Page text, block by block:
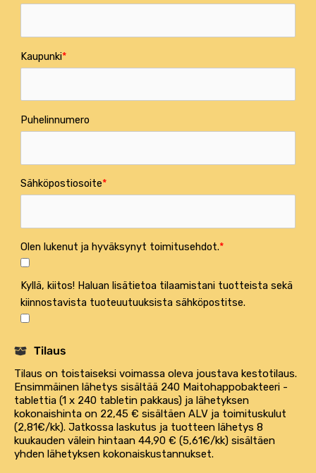
Kaupunki
Puhelinnumero
Sähköpostiosoite
Olen lukenut ja hyväksynyt toimitusehdot.
Kyllä, kiitos! Haluan lisätietoa tilaamistani tuotteista sekä
kiinnostavista tuoteuutuuksista sähköpostitse.
Tilaus
Tilaus on toistaiseksi voimassa oleva joustava kestotilaus.
Ensimmäinen lähetys sisältää 240 Maitohappobakteeri -
tablettia (1 x 240 tabletin pakkaus) ja lähetyksen
kokonaishinta on 22,45 € sisältäen ALV ja toimituskulut
(2,81€/kk). Jatkossa laskutus ja tuotteen lähetys 8
kuukauden välein hintaan 44,90 € (5,61€/kk) sisältäen
yhden lähetyksen kokonaiskustannukset.